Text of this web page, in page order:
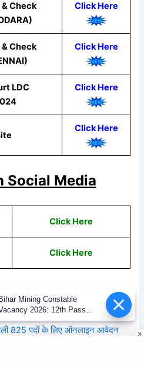
& Check
Click Here
& Check
Click Here
LDC
Click Here
Click Here
Social Media
Click Here
Click Here
Vacancy 2024 : बिहार
825 पदों के लिए ऑनलाइन आवेदन
Bihar Mining Constable
2026: 12th Pass
Sipahi Bharti